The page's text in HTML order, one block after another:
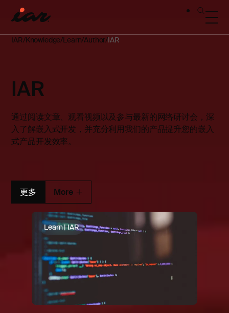
IAR Knowledge Learn Author IAR
IAR
通过阅读文章、观看视频以及参与最新的网络研讨会，深
入了解嵌入式开发，并充分利用我们的产品提升您的嵌入
式产品开发效率。
更多 More
Learn | IAR